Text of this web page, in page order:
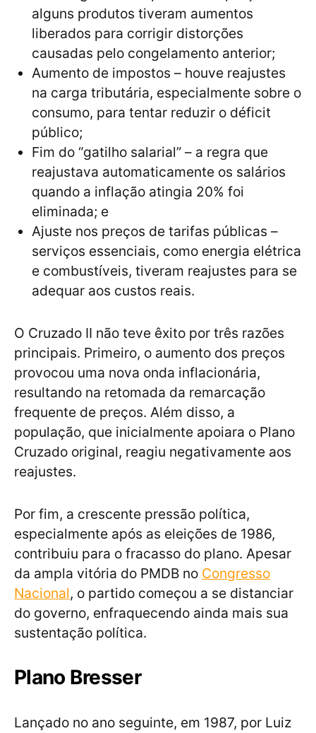
alguns produtos tiveram aumentos
liberados para corrigir distorções
causadas pelo congelamento anterior;
Aumento de impostos – houve reajustes
na carga tributária, especialmente sobre o
consumo, para tentar reduzir o déficit
público;
Fim do “gatilho salarial” – a regra que
reajustava automaticamente os salários
quando a inflação atingia 20% foi
eliminada; e
Ajuste nos preços de tarifas públicas –
serviços essenciais, como energia elétrica
e combustíveis, tiveram reajustes para se
adequar aos custos reais.
O Cruzado II não teve êxito por três razões
principais. Primeiro, o aumento dos preços
provocou uma nova onda inflacionária,
resultando na retomada da remarcação
frequente de preços. Além disso, a
população, que inicialmente apoiara o Plano
Cruzado original, reagiu negativamente aos
reajustes.
Por fim, a crescente pressão política,
especialmente após as eleições de 1986,
contribuiu para o fracasso do plano. Apesar
da ampla vitória do PMDB no Congresso
Nacional, o partido começou a se distanciar
do governo, enfraquecendo ainda mais sua
sustentação política.
Plano Bresser
Lançado no ano seguinte, em 1987, por Luiz